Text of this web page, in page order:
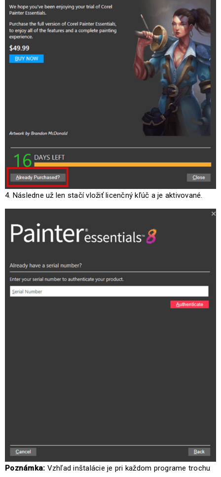
4. Následne už len stačí vložiť licenčný kľúč a je aktivované.
Poznámka: Vzhľad inštalácie je pri každom programe trochu